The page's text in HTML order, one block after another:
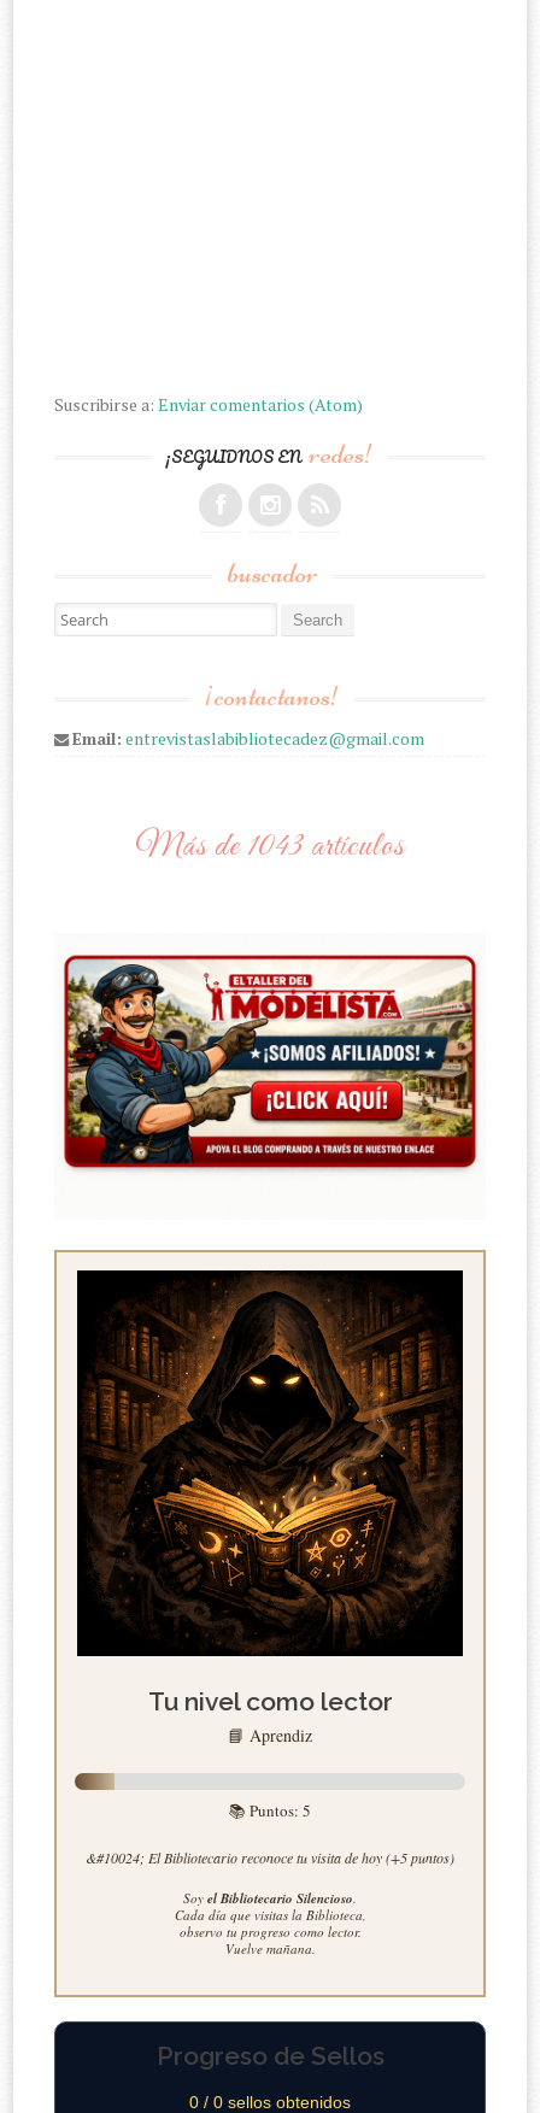
Suscribirse a:Enviar comentarios (Atom)
¡SEGUIDNOS ENredes!
buscador
Search for:
¡contactanos!
Email: entrevistaslabibliotecadez@gmail.com
Más de 1043 artículos
Tu nivel como lector
📘 Aprendiz
📚 Puntos: 5
&#10024; El Bibliotecario reconoce tu visita de hoy (+5 puntos)
Soy el Bibliotecario Silencioso
Cada día que visitas la Biblioteca,
observo tu progreso como lector.
Vuelve mañana.
Progreso de Sellos
0 / 0 sellos obtenidos